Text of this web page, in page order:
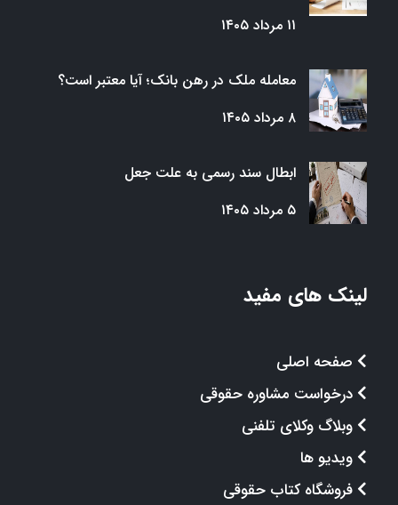
۱۱ مرداد ۱۴۰۵
معامله ملک در رهن بانک؛ آیا معتبر است؟
۸ مرداد ۱۴۰۵
ابطال سند رسمی به علت جعل
۵ مرداد ۱۴۰۵
لینک های مفید
صفحه اصلی
درخواست مشاوره حقوقی
وبلاگ وکلای تلفنی
ویدیو ها
فروشگاه کتاب حقوقی